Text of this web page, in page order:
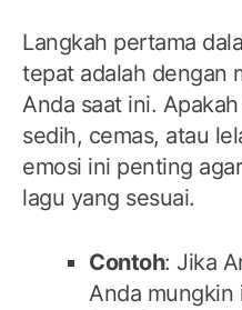
Langkah pertama
tepat adalah dengan
Anda saat ini.
sedih, cemas, atau
emosi ini penting
lagu yang sesuai.
Contoh: Jika
Anda mungkin